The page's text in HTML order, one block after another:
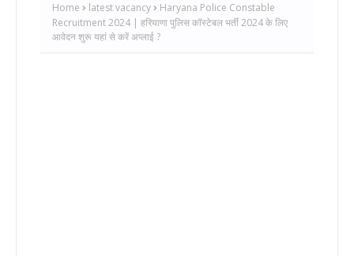
Home latest vacancy
Haryana Police Constable
Recruitment 2024 | हरियाणा पुलिस कॉस्टेबल भर्ती 2024 के लिए
आवेदन शुरू यहां से करें अप्लाई ?